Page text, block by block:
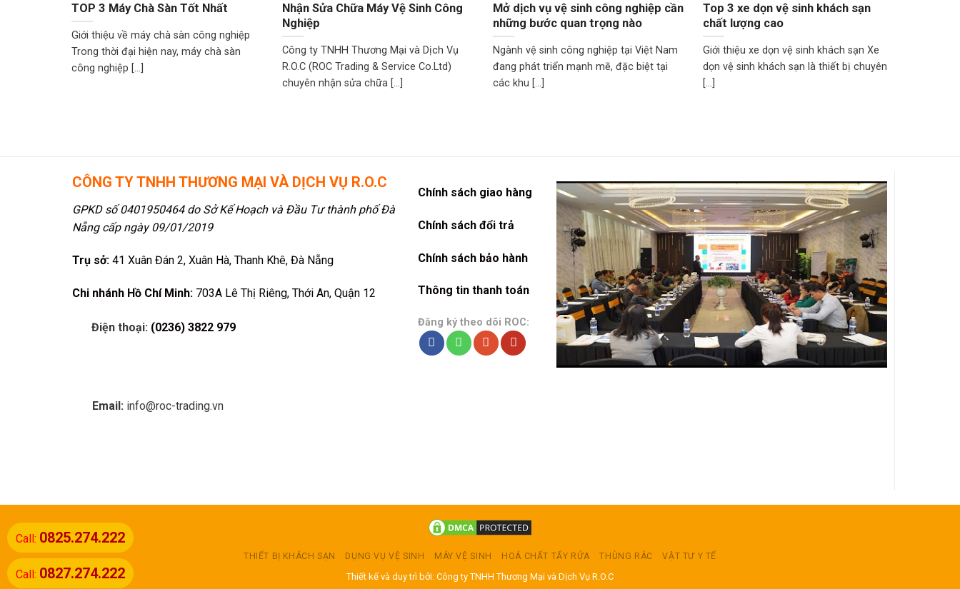
TOP 3 Máy Chà Sàn Tốt Nhất
Giới thiệu về máy chà sàn công nghiệp
Trong thời đại hiện nay, máy chà sàn
công nghiệp [...]
Nhận Sửa Chữa Máy Vệ Sinh Công
Nghiệp
Công ty TNHH Thương Mại và Dịch Vụ
R.O.C (ROC Trading & Service Co.Ltd)
chuyên nhận sửa chữa [...]
Mở dịch vụ vệ sinh công nghiệp cần
những bước quan trọng nào
Ngành vệ sinh công nghiệp tại Việt Nam
đang phát triển mạnh mẽ, đặc biệt tại
các khu [...]
Top 3 xe dọn vệ sinh khách sạn
chất lượng cao
Giới thiệu xe dọn vệ sinh khách sạn Xe
dọn vệ sinh khách sạn là thiết bị chuyên
[...]
CÔNG TY TNHH THƯƠNG MẠI VÀ DỊCH VỤ R.O.C
GPKD số 0401950464 do Sở Kế Hoạch và Đầu Tư thành phố Đà
Nẵng cấp ngày 09/01/2019
Trụ sở: 41 Xuân Đán 2, Xuân Hà, Thanh Khê, Đà Nẵng
Chi nhánh Hồ Chí Minh: 703A Lê Thị Riêng, Thới An, Quận 12
Điện thoại: (0236) 3822 979
Email: info@roc-trading.vn
Chính sách giao hàng
Chính sách đổi trả
Chính sách bảo hành
Thông tin thanh toán
Đăng ký theo dõi ROC:
THIẾT BỊ KHÁCH SẠN DỤNG VỤ VỆ SINH MÁY VỆ SINH HOÁ CHẤT TẨY RỬA THÙNG RÁC VẬT TƯ Y TẾ
Thiết kế và duy trì bởi: Công ty TNHH Thương Mại và Dịch Vụ R.O.C
Call: 0825.274.222
Call: 0827.274.222